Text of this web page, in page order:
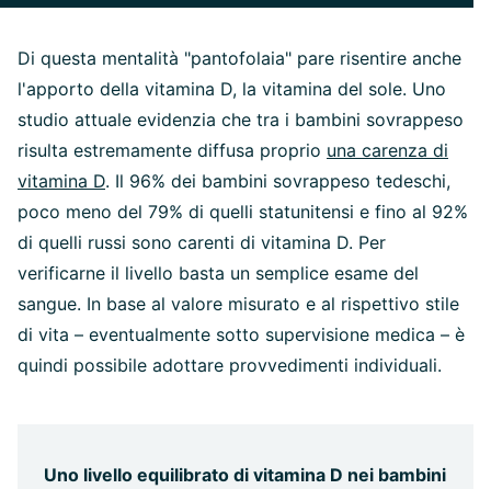
Di questa mentalità "pantofolaia" pare risentire anche
l'apporto della vitamina D, la vitamina del sole. Uno
studio attuale evidenzia che tra i bambini sovrappeso
risulta estremamente diffusa proprio una carenza di
vitamina D. Il 96% dei bambini sovrappeso tedeschi,
poco meno del 79% di quelli statunitensi e fino al 92%
di quelli russi sono carenti di vitamina D. Per
verificarne il livello basta un semplice esame del
sangue. In base al valore misurato e al rispettivo stile
di vita – eventualmente sotto supervisione medica – è
quindi possibile adottare provvedimenti individuali.
Uno livello equilibrato di vitamina D nei bambini